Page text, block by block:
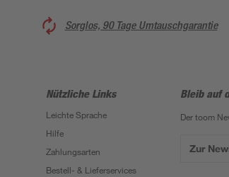
Sorglos, 90 Tage Umtauschgarantie
Nützliche Links
Leichte Sprache
Hilfe
Zahlungsarten
Bestell- & Lieferservices
Bleib auf
Der toom
Zur